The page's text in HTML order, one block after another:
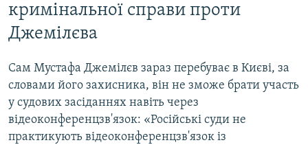
кримінальної справи проти
Джемілєва
Сам Мустафа Джемілєв зараз перебуває в Києві, за
словами його захисника, він не зможе брати участь
у судових засіданнях навіть через
відеоконференцзв'язок: «Російські суди не
практикують відеоконференцзв'язок із